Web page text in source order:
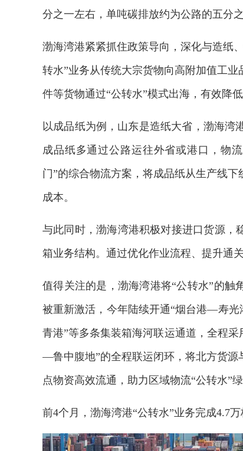
分之一左右，单吨碳排放约为公路的五分
渤海湾港紧紧抓住政策导向，深化与造纸
转水”业务从传统大宗货物向高附加值工
件等货物通过“公转水”模式出海，有效降低
以成品纸为例，山东是造纸大省，渤海湾
成品纸多通过公路运往外省或港口，物
门”的综合物流方案，将成品纸从生产线
成本。
与此同时，渤海湾港积极对接进口货源，
箱业务结构。通过优化作业流程、提升通
值得关注的是，渤海湾港将“公转水”的触
被重新激活，今年陆续开通“烟台港—寿
青港”等多条集装箱海河联运通道，全程
—鲁中腹地”的全程联运闭环，将北方货源
点物资高效流通，助力区域物流“公转水”绿
前4个月，渤海湾港“公转水”业务完成4.7